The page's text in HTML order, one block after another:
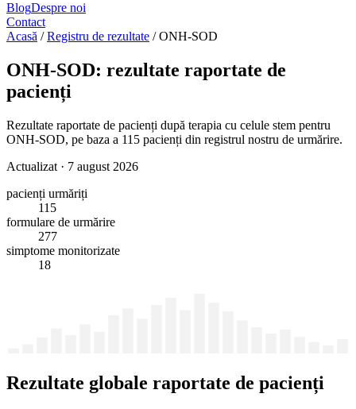
BlogDespre noi
Contact
Acasă / Registru de rezultate / ONH-SOD
ONH-SOD: rezultate raportate de
pacienți
Rezultate raportate de pacienți după terapia cu celule stem pentru
ONH-SOD, pe baza a 115 pacienți din registrul nostru de urmărire.
Actualizat · 7 august 2026
pacienți urmăriți
115
formulare de urmărire
277
simptome monitorizate
18
Rezultate globale raportate de pacienți